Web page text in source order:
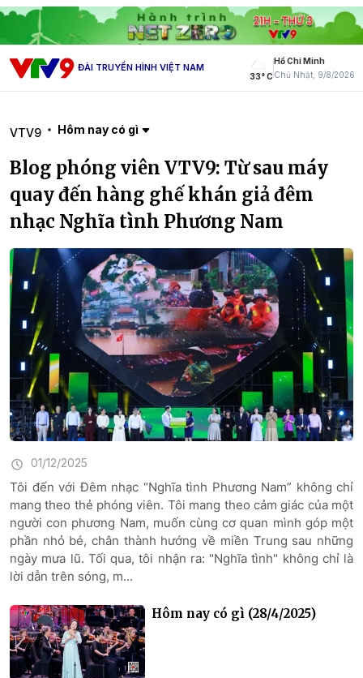
ĐÀI TRUYỀN HÌNH VIỆT NAM
33° C
Hồ Chí Minh
Chủ Nhật, 9/8/2026
VTV9 Hôm nay có gì
Blog phóng viên VTV9: Từ sau máy
quay đến hàng ghế khán giả đêm
nhạc Nghĩa tình Phương Nam
01/12/2025
Tôi đến với Đêm nhạc “Nghĩa tình Phương Nam” không chỉ
mang theo thẻ phóng viên. Tôi mang theo cảm giác của một
người con phương Nam, muốn cùng cơ quan mình góp một
phần nhỏ bé, chân thành hướng về miền Trung sau những
ngày mưa lũ. Tối qua, tôi nhận ra: "Nghĩa tình" không chỉ là
lời dẫn trên sóng, m...
Hôm nay có gì (28/4/2025)